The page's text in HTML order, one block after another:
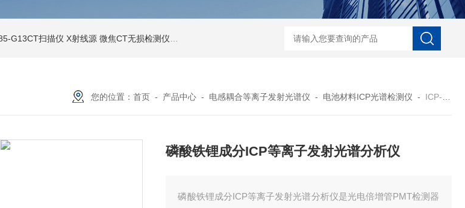
G13CT扫描仪 X射线源 微焦CT无损检测仪器 ISD-NI-RX85-G13工业用3D显微X射线CT扫描设备 EDX1800BRohs指令环
您的位置：首页 - 产品中心 - 电感耦合等离子发射光谱仪 - 电池材料ICP光谱检测仪 - ICP-OES磷酸铁锂成分ICP等离子发射光谱分析仪
磷酸铁锂成分ICP等离子发射光谱分析仪
磷酸铁锂成分ICP等离子发射光谱分析仪是光电倍增管PMT检测器